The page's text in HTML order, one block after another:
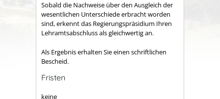
Sobald die Nachweise über den Ausgleich der
wesentlichen Unterschiede erbracht worden
sind, erkennt das Regierungspräsidium Ihren
Lehramtsabschluss als gleichwertig an.
Als Ergebnis erhalten Sie einen schriftlichen
Bescheid.
Fristen
keine